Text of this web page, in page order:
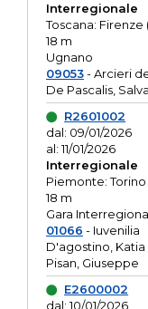
Interregionale
Toscana: Firenze
18 m
Ugnano
09053- Arcieri
De Pascalis,
R2601002
dal: 09/01/2026
al: 11/01/2026
Interregionale
Piemonte: Torino
18 m
Gara
01066 - Iuvenilia
D'agostino, Katia
Pisan, Giuseppe
E2600002
dal: 10/01/2026